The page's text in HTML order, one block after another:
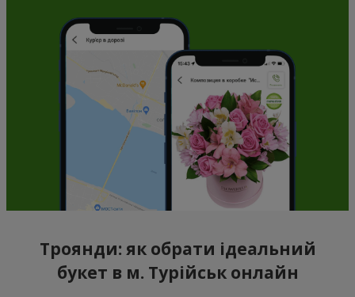
Троянди: як обрати ідеальний
букет в м. Турійськ онлайн